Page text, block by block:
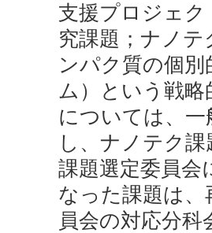
支援プロジェク
究課題；ナノ
ンパク質の個
ム）という戦
については、一
し、ナノテク
課題選定委員会
なった課題は、
員会の対応分